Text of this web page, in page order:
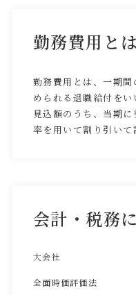
勤務費用とは
勤務費用とは、一期
められる退職給付を
見込額のうち、当期
率を用いて割り引いて
会計・税務
大会社
全面時価評価法